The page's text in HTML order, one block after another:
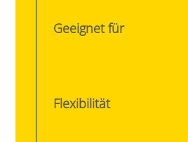
Geeignet für
Flexibilität